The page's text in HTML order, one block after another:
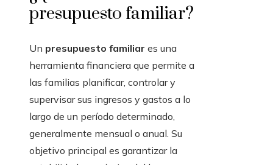
presupuesto familiar?
Un presupuesto familiar es una
herramienta financiera que permite a
las familias planificar, controlar y
supervisar sus ingresos y gastos a lo
largo de un período determinado,
generalmente mensual o anual. Su
objetivo principal es garantizar la